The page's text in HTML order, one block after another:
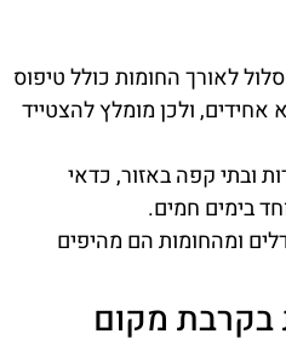
לאורך החומות כולל טיפוס
ולכן מומלץ להצטייד
ובתי קפה באזור, כדאי
בימים חמים.
ומהחומות הם מהיפים
בקרבת מקום